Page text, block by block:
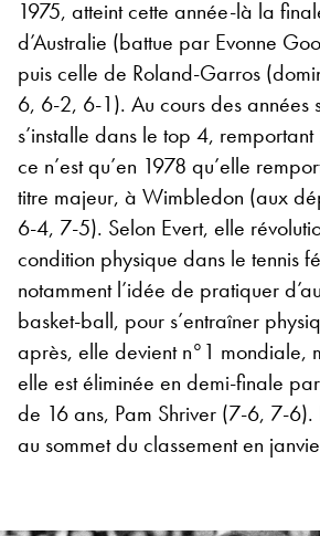
1975, atteint cette année-là la
d’Australie (battue par Evonne
puis celle de Roland-Garros
6, 6-2, 6-1). Au cours des années
s’installe dans le top 4,
ce n’est qu’en 1978 qu’elle
titre majeur, à Wimbledon (aux
6-4, 7-5). Selon Evert, elle
condition physique dans le tennis
notamment l’idée de pratiquer
basket-ball, pour s’entraîner
après, elle devient n°1 mondiale,
elle est éliminée en demi-finale
de 16 ans, Pam Shriver (7-6, 7-6).
au sommet du classement en